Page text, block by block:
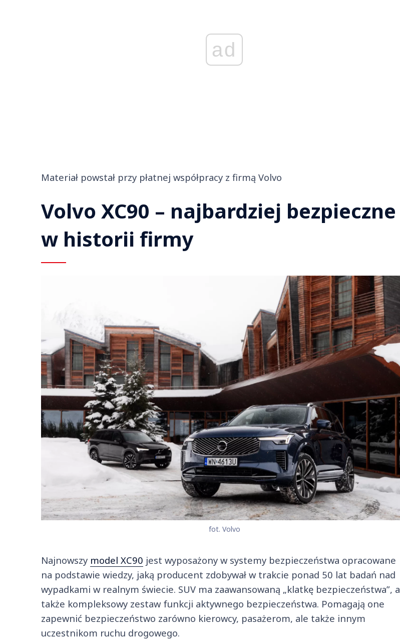
ad
Materiał powstał przy płatnej współpracy z firmą Volvo
Volvo XC90 – najbardziej bezpieczne
w historii firmy
fot. Volvo
Najnowszy model XC90 jest wyposażony w systemy bezpieczeństwa opracowane
na podstawie wiedzy, jaką producent zdobywał w trakcie ponad 50 lat badań nad
wypadkami w realnym świecie. SUV ma zaawansowaną „klatkę bezpieczeństwa”, a
także kompleksowy zestaw funkcji aktywnego bezpieczeństwa. Pomagają one
zapewnić bezpieczeństwo zarówno kierowcy, pasażerom, ale także innym
uczestnikom ruchu drogowego.